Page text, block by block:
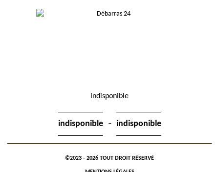
indisponible
indisponible - indisponible
©2023 - 2026 TOUT DROIT RÉSERVÉ